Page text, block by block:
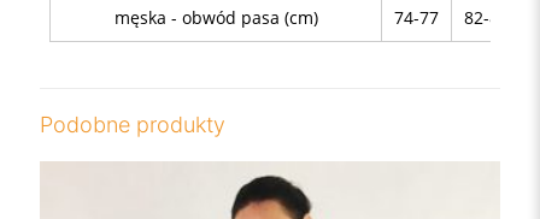
męska - obwód pasa (cm) 74-77 82-85
Podobne produkty